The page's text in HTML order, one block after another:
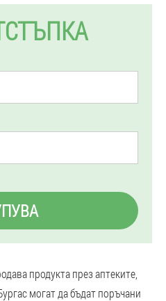
продукта през аптеките,
могат да бъдат поръчани